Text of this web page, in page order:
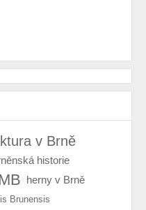
v Brně
historie
herny v Brně
Brunensis